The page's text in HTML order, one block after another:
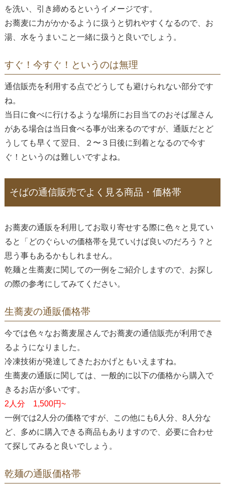
を洗い、引き締めるというイメージです。
お蕎麦に力がかかるように扱うと切れやすくなるので、お
湯、水をうまいこと一緒に扱うと良いでしょう。
すぐ！今すぐ！というのは無理
通信販売を利用する点でどうしても避けられない部分です
ね。
当日に食べに行けるような場所にお目当てのおそば屋さん
がある場合は当日食べる事が出来るのですが、通販だとど
うしても早くて翌日、２〜３日後に到着となるので今す
ぐ！というのは難しいですよね。
そばの通信販売でよく見る商品・価格帯
お蕎麦の通販を利用してお取り寄せする際に色々と見てい
ると「どのぐらいの価格帯を見ていけば良いのだろう？と
思う事もあるかもしれません。
乾麺と生蕎麦に関しての一例をご紹介しますので、お探し
の際の参考にしてみてください。
生蕎麦の通販価格帯
今では色々なお蕎麦屋さんでお蕎麦の通信販売が利用でき
るようになりました。
冷凍技術が発達してきたおかげともいえますね。
生蕎麦の通販に関しては、一般的に以下の価格から購入で
きるお店が多いです。
2人分 1,500円~
一例では2人分の価格ですが、この他にも6人分、8人分な
ど、多めに購入できる商品もありますので、必要に合わせ
て探してみると良いでしょう。
乾麺の通販価格帯